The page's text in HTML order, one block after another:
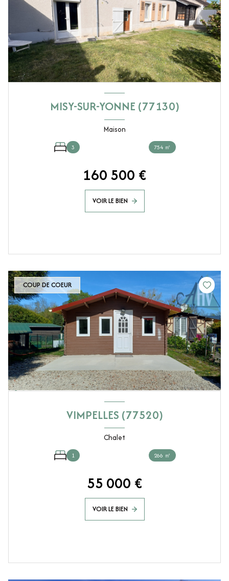
MISY-SUR-YONNE (77130)
Maison
3 754 ㎡
160 500 €
VOIR LE BIEN
COUP DE COEUR
VIMPELLES (77520)
Chalet
1 266 ㎡
55 000 €
VOIR LE BIEN